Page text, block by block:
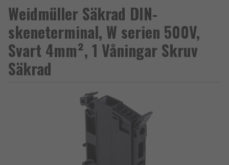
Weidmüller Säkrad DIN-
skeneterminal, W serien 500V,
Svart 4mm², 1 Våningar Skruv
Säkrad